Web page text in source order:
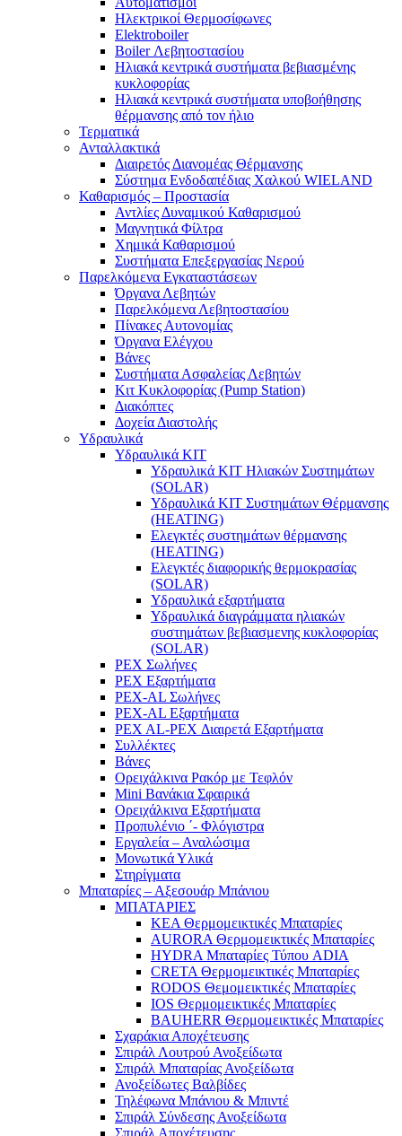
Ηλεκτρικοί Θερμοσίφωνες
Elektroboiler
Boiler Λεβητοστασίου
Ηλιακά κεντρικά συστήματα βεβιασμένης
κυκλοφορίας
Ηλιακά κεντρικά συστήματα υποβοήθησης
θέρμανσης από τον ήλιο
Τερματικά
Ανταλλακτικά
Διαιρετός Διανομέας Θέρμανσης
Σύστημα Ενδοδαπέδιας Χαλκού WIELAND
Καθαρισμός – Προστασία
Αντλίες Δυναμικού Καθαρισμού
Μαγνητικά Φίλτρα
Χημικά Καθαρισμού
Συστήματα Επεξεργασίας Νερού
Παρελκόμενα Εγκαταστάσεων
Όργανα Λεβητών
Παρελκόμενα Λεβητοστασίου
Πίνακες Αυτονομίας
Όργανα Ελέγχου
Βάνες
Συστήματα Ασφαλείας Λεβητών
Κιτ Κυκλοφορίας (Pump Station)
Διακόπτες
Δοχεία Διαστολής
Υδραυλικά
Υδραυλικά ΚΙΤ
Υδραυλικά ΚΙΤ Ηλιακών Συστημάτων
(SOLAR)
Υδραυλικά ΚΙΤ Συστημάτων Θέρμανσης
(HEATING)
Ελεγκτές συστημάτων θέρμανσης
(ΗΕΑΤING)
Ελεγκτές διαφορικής θερμοκρασίας
(SOLAR)
Υδραυλικά εξαρτήματα
Υδραυλικά διαγράμματα ηλιακών
συστημάτων βεβιασμενης κυκλοφορίας
(SOLAR)
PEX Σωλήνες
PEX Εξαρτήματα
PEX-AL Σωλήνες
PEX-AL Εξαρτήματα
PEX AL-PEX Διαιρετά Εξαρτήματα
Συλλέκτες
Βάνες
Ορειχάλκινα Ρακόρ με Τεφλόν
Mini Βανάκια Σφαιρικά
Ορειχάλκινα Εξαρτήματα
Προπυλένιο ΄- Φλόγιστρα
Εργαλεία – Αναλώσιμα
Μονωτικά Υλικά
Στηρίγματα
Μπαταρίες – Αξεσουάρ Μπάνιου
ΜΠΑΤΑΡΙΕΣ
KEA Θερμομεικτικές Μπαταρίες
AURORA Θερμομεικτικές Μπαταρίες
HYDRA Μπαταρίες Τύπου ADIA
CRETA Θερμομεικτικές Μπαταρίες
RODOS Θεμομεικτικές Μπαταρίες
IOS Θερμομεικτικές Μπαταρίες
BAUHERR Θερμομεικτικές Μπαταρίες
Σχαράκια Αποχέτευσης
Σπιράλ Λουτρού Ανοξείδωτα
Σπιράλ Μπαταρίας Ανοξείδωτα
Ανοξείδωτες Βαλβίδες
Τηλέφωνα Μπάνιου & Μπιντέ
Σπιράλ Σύνδεσης Ανοξείδωτα